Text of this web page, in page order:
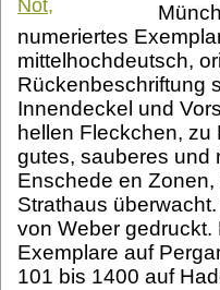
numeriertes
mittelhochdeutsch,
Rückenbeschriftung
Innendeckel und
hellen Fleckchen,
gutes, sauberes und
Enschede en
Strathaus
von Weber
Exemplare auf
101 bis 1400 auf